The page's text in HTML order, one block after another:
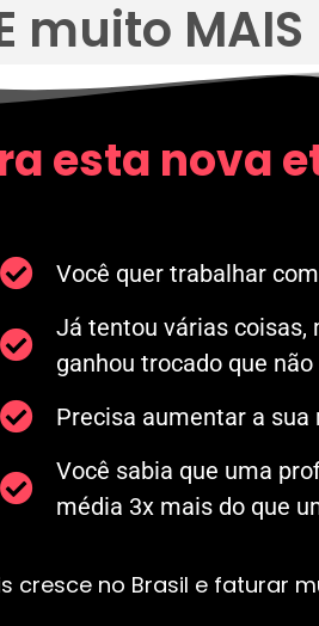
muito MAIS
esta nova
Você quer trabalhar
Já tentou várias coisas,
ganhou trocado que
Precisa aumentar a
Você sabia que uma
média 3x mais do que
no Brasil e faturar